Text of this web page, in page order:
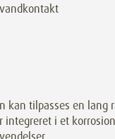
kan tilpasses en
i et